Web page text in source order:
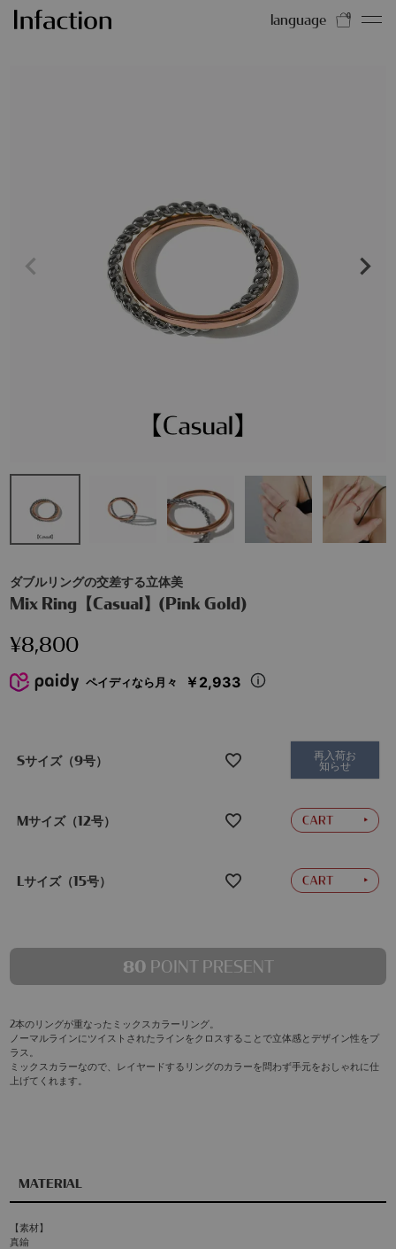
language 0
ダブルリングの交差する立体美
Mix Ring【Casual】(Pink Gold)
¥8,800
ペイディなら月々 ￥2,933
Sサイズ（9号）
再入荷お
知らせ
Mサイズ（12号）
Lサイズ（15号）
80 POINT PRESENT
2本のリングが重なったミックスカラーリング。
ノーマルラインにツイストされたラインをクロスすることで立体感とデザイン性をプ
ラス。
ミックスカラーなので、レイヤードするリングのカラーを問わず手元をおしゃれに仕
上げてくれます。
MATERIAL
【素材】
真鍮